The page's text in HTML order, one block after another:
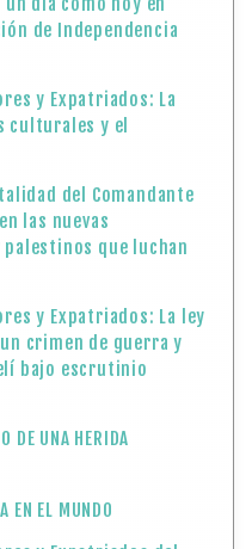
de Independencia
y Expatriados: La
culturales y el
del Comandante
las nuevas
que luchan
y Expatriados: La ley
crimen de guerra y
bajo escrutinio
DE UNA HERIDA
EN EL MUNDO